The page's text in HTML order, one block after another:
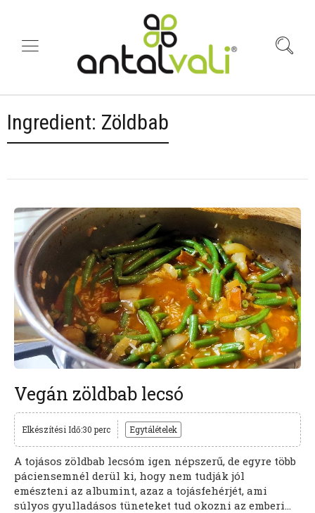
Ingredient: Zöldbab
Vegán zöldbab lecsó
Elkészítési Idő:30 perc Egytálételek
A tojásos zöldbab lecsóm igen népszerű, de egyre több
páciensemnél derül ki, hogy nem tudják jól
emészteni az albumint, azaz a tojásfehérjét, ami
súlyos gyulladásos tüneteket tud okozni az emberi...